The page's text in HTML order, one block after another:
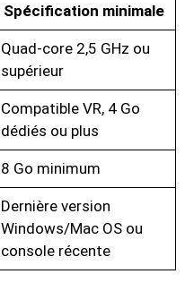
Spécification minimale
Quad-core 2,5 GHz ou
supérieur
Compatible VR, 4 Go
dédiés ou plus
8 Go minimum
Dernière version
Windows/Mac OS ou
console récente